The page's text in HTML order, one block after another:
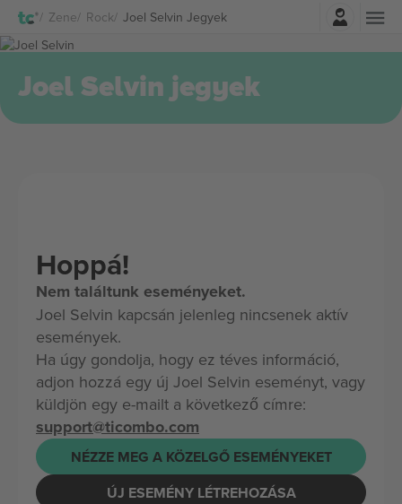
Zene Rock Joel Selvin Jegyek
Joel Selvin jegyek
Hoppá!
Nem találtunk eseményeket.
Joel Selvin kapcsán jelenleg nincsenek aktív
események.
Ha úgy gondolja, hogy ez téves információ,
adjon hozzá egy új Joel Selvin eseményt, vagy
küldjön egy e-mailt a következő címre:
support@ticombo.com
NÉZZE MEG A KÖZELGŐ ESEMÉNYEKET
ÚJ ESEMÉNY LÉTREHOZÁSA